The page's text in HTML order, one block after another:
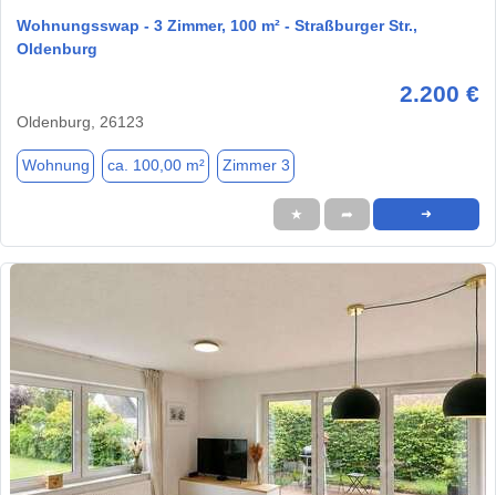
Wohnungsswap - 3 Zimmer, 100 m² - Straßburger Str.,
Oldenburg
2.200 €
Oldenburg, 26123
Wohnung ca. 100,00 m² Zimmer 3
★ ➦ ➜